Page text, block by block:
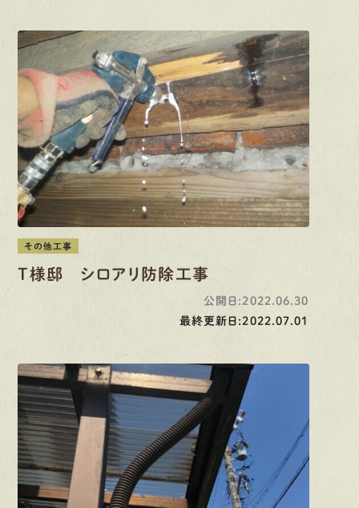
その他工事
T様邸 シロアリ防除工事
公開日:2022.06.30
最終更新日:2022.07.01